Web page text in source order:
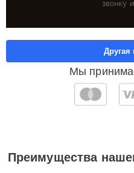
звонку
Мы
Другая
Преимущества